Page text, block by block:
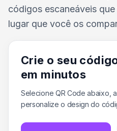
códigos escaneáveis
lugar que você os
Crie o seu
em minutos
Selecione QR Code abaixo,
personalize o design do